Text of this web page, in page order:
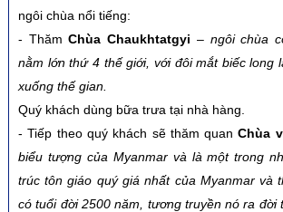
ngôi chùa nổi tiếng:
- ThămChùa Chaukhtatgyi – ngôi chùa
nằm lớn thứ 4 thế giới, với đôi mắt biếc long
xuống thế gian.
Quý khách dùng bữa trưa tại nhà hàng.
-Tiếp theo quý khách sẽ thăm quanChùa
biểu tượng của Myanmar và là một trong
trúc tôn giáo quý giá nhất của Myanmar và
có tuổi đời 2500 năm, tương truyền nó ra đời